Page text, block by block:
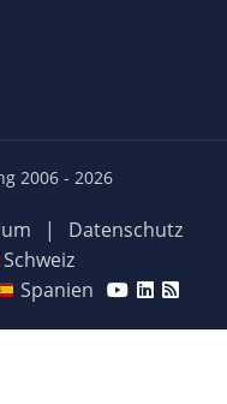
2006 - 2026
|
Datenschutz
Schweiz
Spanien